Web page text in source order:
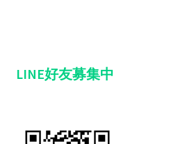
LINE好友募集中